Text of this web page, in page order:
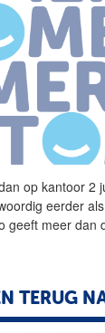
op kantoor 2
eerder
geeft meer dan
TERUG